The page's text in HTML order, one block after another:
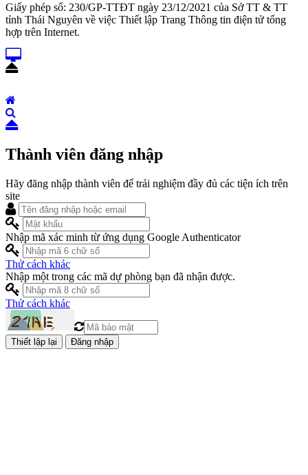
Giấy phép số: 230/GP-TTĐT ngày 23/12/2021 của Sở TT & TT
tỉnh Thái Nguyên về việc Thiết lập Trang Thông tin điện tử tổng
hợp trên Internet.
Thành viên đăng nhập
Hãy đăng nhập thành viên để trải nghiệm đầy đủ các tiện ích trên
site
Nhập mã xác minh từ ứng dụng Google Authenticator
Thử cách khác
Nhập một trong các mã dự phòng bạn đã nhận được.
Thử cách khác
Đăng nhập